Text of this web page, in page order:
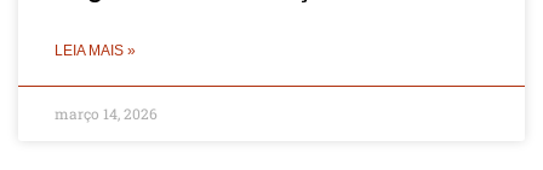
LEIA MAIS »
março 14, 2026